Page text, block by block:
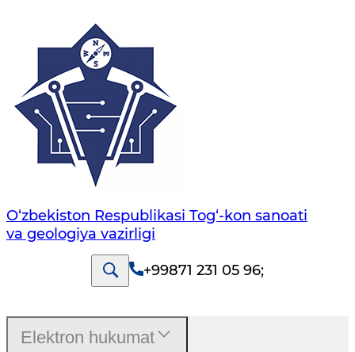
O‘zbekiston Respublikasi Tog‘-kon sanoati
va geologiya vazirligi
+99871 231 05 96;
Elektron hukumat